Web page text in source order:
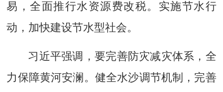
易，全面推行水资源费改税。实施节水行
动，加快建设节水型社会。
习近平强调，要完善防灾减灾体系，全
力保障黄河安澜。健全水沙调节机制，完善